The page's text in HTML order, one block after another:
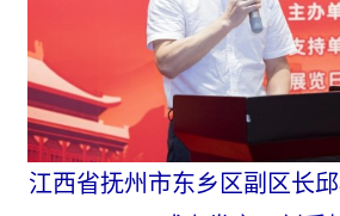
江西省抚州市东乡区副区长